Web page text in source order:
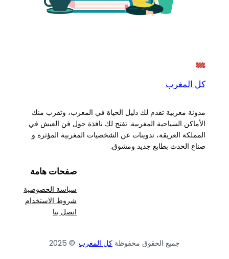
كل المغرب
مدونة مغربية تقدم لك دليل الحياة في المغرب، وتقرب منك
الأماكن السياحية المغربية. تفتح لك نافذة حول فن العيش في
المملكة العريقة، تدوينات عن الشخصيات المغربية المؤثرة و
صناع الحدث بطابع جديد ومشوق.
صفحات هامة
سياسة الخصوصية
شروط الاستخدام
اتصل بنا
جميع الحقوق محفوظة كل المغرب. © 2025